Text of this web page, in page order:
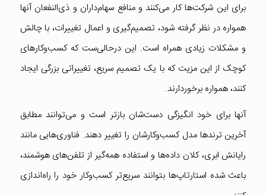
برای‌ این شرکت‌ها کار می‌کنند و منافع سهام‌داران و ذی‌النفعان آنها
همواره در نظر گرفته شود، تصمیم‌گیری و اعمال تغییرات، با چالش
و مشکلات زیادی همراه است. این درحالی‌ست که کسب‌و‌کارهای
کوچک از این مزیت که با یک تصمیم سریع، تغییراتی بزرگی ایجاد
کنند، همواره برخوردارند.
آنها برای خود انگیزگی دست‌شان بازتر است و می‌توانند مطابق
آخرین ترندها مدل کسب‌و‌کارشان را تغییر دهند. فناوری‌هایی مانند
رایانش ابری، کلان داده‌ها و استفاده همه‌گیر از تلفن‌های هوشمند،
باعث شده استارتاپ‌ها بتوانند سریع‌تر کسب‌و‌کار خود را راه‌اندازی